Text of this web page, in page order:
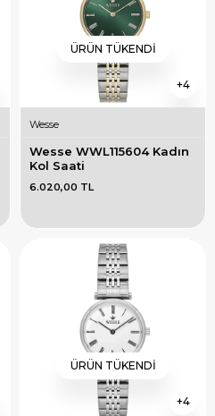
4
ÜRÜN TÜKENDI
Wesse
Wesse WWL115604 Kadın
Kol Saati
6.020,00 TL
4
ÜRÜN TÜKENDI